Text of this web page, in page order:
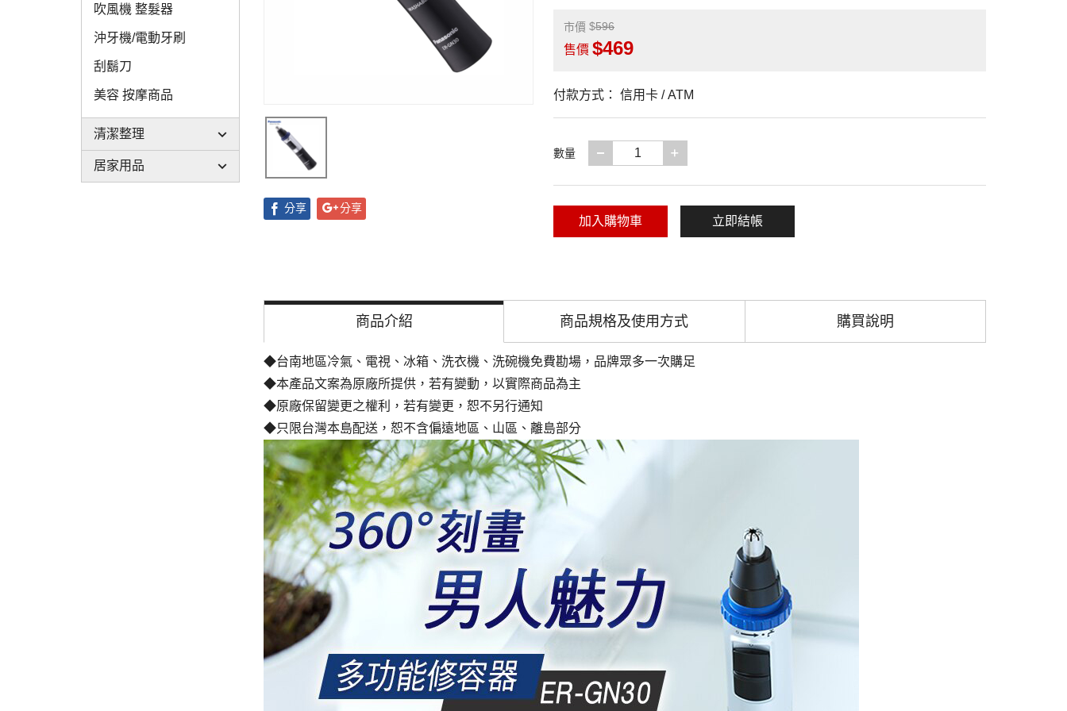
吹風機 整髮器
沖牙機/電動牙刷
刮鬍刀
美容 按摩商品
清潔整理
居家用品
分享 分享
市價 596
售價 469
付款方式： 信用卡 / ATM
數量 減少一項
加入購物車 立即結帳
商品介紹 商品規格及使用方式 購買說明
◆台南地區冷氣、電視、冰箱、洗衣機、洗碗機免費勘場，品牌眾多一次購足
◆本產品文案為原廠所提供，若有變動，以實際商品為主
◆原廠保留變更之權利，若有變更，恕不另行通知
◆只限台灣本島配送，恕不含偏遠地區、山區、離島部分